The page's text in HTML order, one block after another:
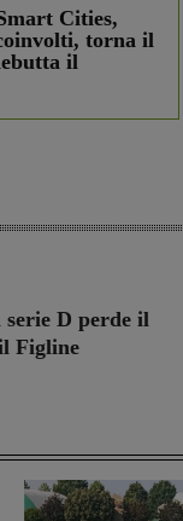
Cities,
torna il
il
D perde il
Figline